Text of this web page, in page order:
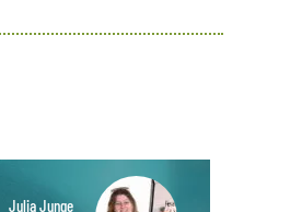
Julia Junge